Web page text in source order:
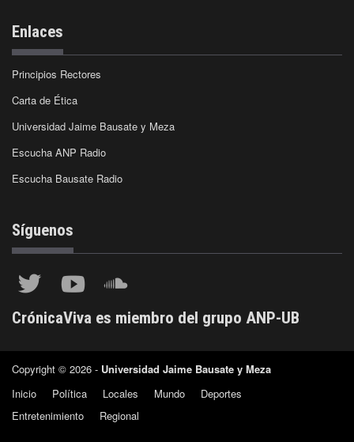
Enlaces
Principios Rectores
Carta de Ética
Universidad Jaime Bausate y Meza
Escucha ANP Radio
Escucha Bausate Radio
Síguenos
CrónicaViva es miembro del grupo ANP-UB
Copyright © 2026 - Universidad Jaime Bausate y Meza
Inicio
Política Locales Mundo
Deportes
Entretenimiento
Regional